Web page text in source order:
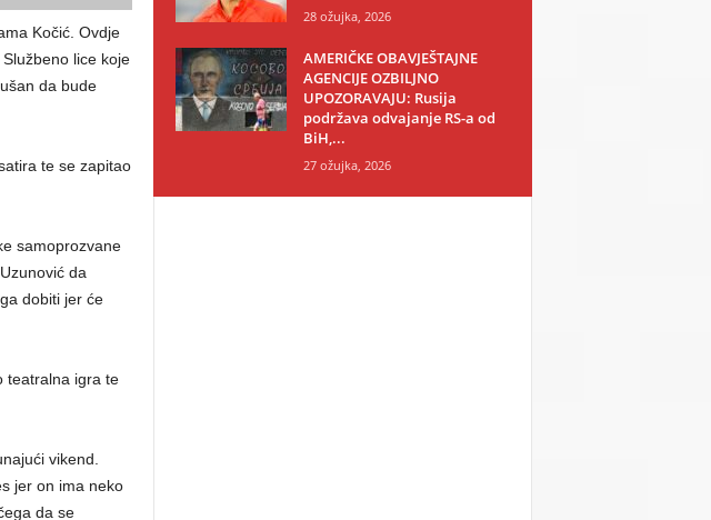
Kočić. Ovdje
lice koje
da bude
te se zapitao
samoprozvane
da
dobiti jer će
teatralna igra te
vikend.
jer on ima neko
da se
28 ožujka, 2026
AMERIČKE OBAVJEŠTAJNE
AGENCIJE OZBILJNO
UPOZORAVAJU: Rusija
podržava odvajanje RS-a od
BiH,...
27 ožujka, 2026